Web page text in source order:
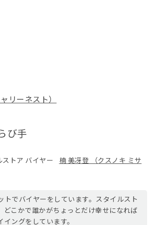
リーネスト）
び手
ストア バイヤー
楠 美冴登 （クスノキ ミサ
トでバイヤーをしています。スタイルスト
どこかで誰かがちょっとだけ幸せになれば
ングをしています。